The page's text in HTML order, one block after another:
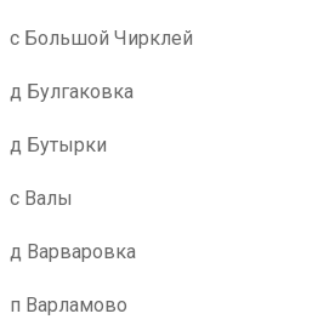
с Большой Чирклей
д Булгаковка
д Бутырки
с Валы
д Варваровка
п Варламово